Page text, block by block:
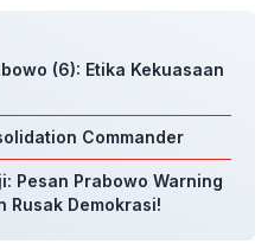
(6): Etika Kekuasaan
Commander
Pesan Prabowo Warning
Rusak Demokrasi!